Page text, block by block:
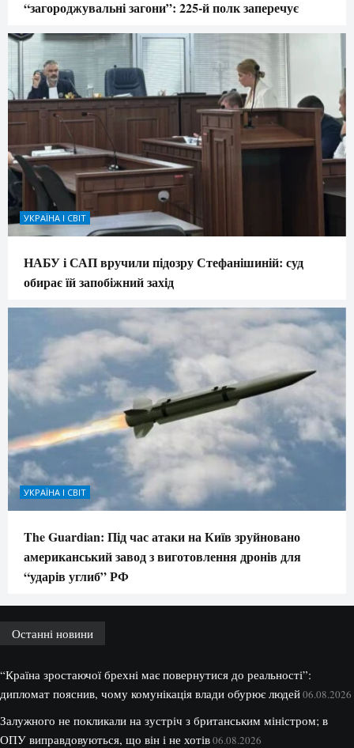
“загороджувальні загони”: 225-й полк заперечує
УКРАЇНА І СВІТ
НАБУ і САП вручили підозру Стефанішиній: суд
обирає їй запобіжний захід
УКРАЇНА І СВІТ
The Guardian: Під час атаки на Київ зруйновано
американський завод з виготовлення дронів для
“ударів углиб” РФ
Останні новини
“Країна зростаючої брехні має повернутися до реальності”:
дипломат пояснив, чому комунікація влади обурює людей06.08.2026
Залужного не покликали на зустріч з британським міністром; в
ОПУ виправдовуються, що він і не хотів06.08.2026